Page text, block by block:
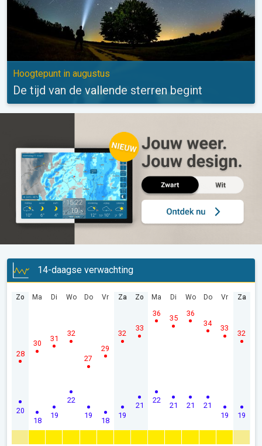
Hoogtepunt in augustus
De tijd van de vallende sterren begint
14-daagse verwachting
Zo
20
28
Ma
18
30
Di
19
31
Wo
22
32
Do
19
27
Vr
18
29
Za
19
32
Zo
21
33
Ma
22
36
Di
21
35
Wo
21
36
Do
21
34
Vr
19
33
Za
19
32